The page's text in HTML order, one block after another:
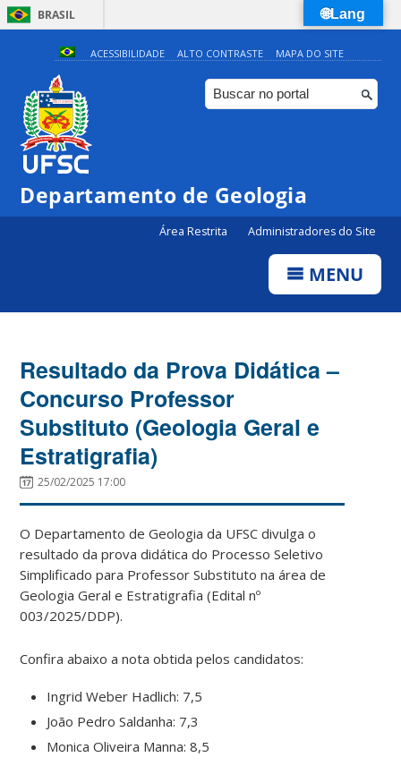
BRASIL
Simplifique!
Comunica BR
Participe
Canais
ACESSIBILIDADE ALTO CONTRASTE MAPA DO SITE
Departamento de Geologia
Área Restrita Administradores do Site
MENU
Resultado da Prova Didática –
Concurso Professor
Substituto (Geologia Geral e
Estratigrafia)
25/02/2025 17:00
O Departamento de Geologia da UFSC divulga o
resultado da prova didática do Processo Seletivo
Simplificado para Professor Substituto na área de
Geologia Geral e Estratigrafia (Edital nº
003/2025/DDP).
Confira abaixo a nota obtida pelos candidatos:
Ingrid Weber Hadlich: 7,5
João Pedro Saldanha: 7,3
Monica Oliveira Manna: 8,5
🌐Lang